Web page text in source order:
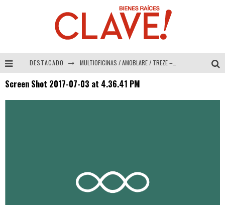
DESTACADO MULTIOFICINAS / AMOBLARE / TREZE – Especial Interiorismo & Decoración 2026
COLINEAL – Especial Interiorismo & Decoración 2026
Screen Shot 2017-07-03 at 4.36.41 PM